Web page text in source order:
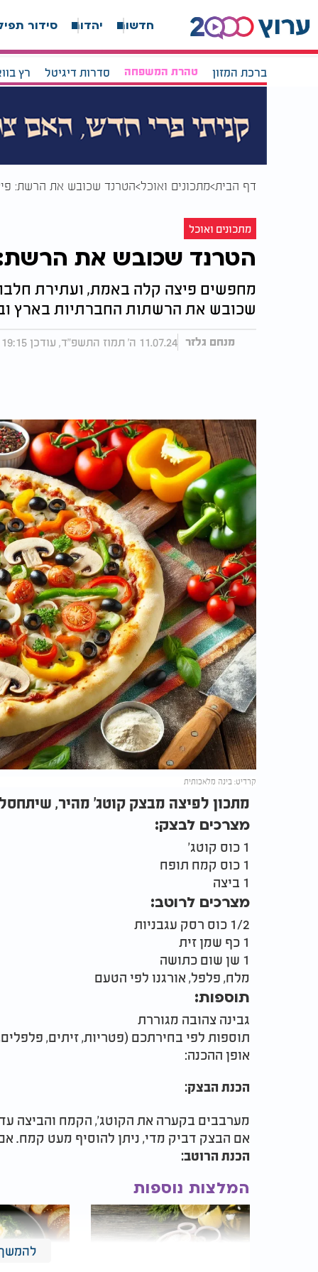
חדשות יהדות סידור
ברכת המזון טהרת המשפחה סדרות דיגיטל רץ
דף הבית מתכונים ואוכל הטרנד שכובש את הרשת:
מתכונים ואוכל
הטרנד שכובש את
מחפשים פיצה קלה באמת, ועתירת
שכובש את הרשתות החברתיות בארץ
מנחם גלזר 11.07.24 ה' תמוז התשפ"ד, עודכן 19:15 10.03.25
קרדיט: בינה מלאכותית
מתכון לפיצה מבצק קוטג' מהיר, שיתחסל
מצרכים לבצק:
1 כוס קוטג'
1 כוס קמח תופח
1 ביצה
מצרכים לרוטב:
1/2 כוס רסק עגבניות
1 כף שמן זית
1 שן שום כתושה
מלח, פלפל, אורגנו לפי הטעם
תוספות:
גבינה צהובה מגוררת
תוספות לפי בחירתכם (פטריות, זיתים,
אופן ההכנה:
הכנת הבצק:
מערבבים בקערה את הקוטג', הקמח והביצה
אם הבצק דביק מדי, ניתן להוסיף מעט קמח.
הכנת הרוטב:
המלצות נוספות